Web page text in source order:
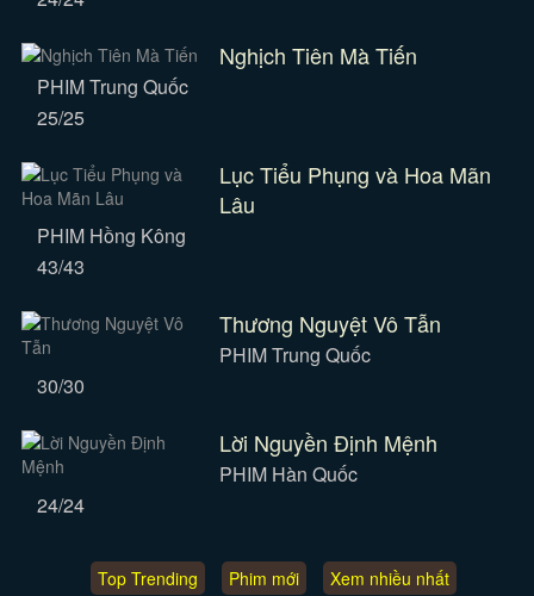
Nghịch Tiên Mà Tiến
PHIM Trung Quốc
25/25
Lục Tiểu Phụng và Hoa Mãn
Lâu
PHIM Hồng Kông
43/43
Thương Nguyệt Vô Tẫn
PHIM Trung Quốc
30/30
Lời Nguyền Định Mệnh
PHIM Hàn Quốc
24/24
Top Trending Phim mới Xem nhiều nhất